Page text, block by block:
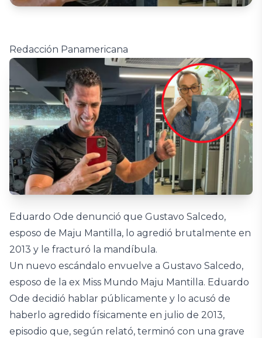
Redacción Panamericana
Eduardo Ode denunció que Gustavo Salcedo,
esposo de Maju Mantilla, lo agredió brutalmente en
2013 y le fracturó la mandíbula.
Un nuevo escándalo envuelve a Gustavo Salcedo,
esposo de la ex Miss Mundo Maju Mantilla. Eduardo
Ode decidió hablar públicamente y lo acusó de
haberlo agredido físicamente en julio de 2013,
episodio que, según relató, terminó con una grave